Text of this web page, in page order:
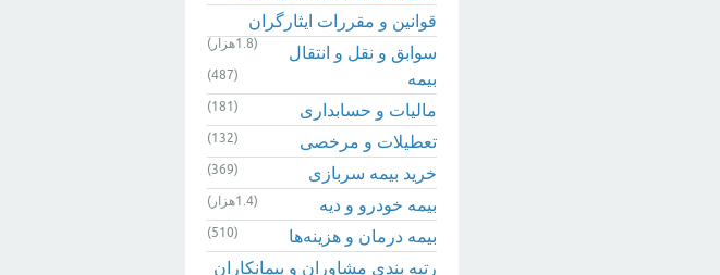
قوانین و مقررات ایثارگران
(1.8هزار)
سوابق و نقل و انتقال
بیمه‌
(487)
مالیات و حسابداری (181)
تعطیلات و مرخصی (132)
خرید بیمه سربازی (369)
بیمه خودرو و دیه (1.4هزار)
بیمه درمان و هزینه‌ها (510)
رتبه بندی مشاوران و پیمانکاران